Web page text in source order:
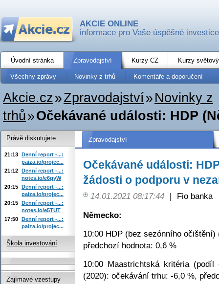
AKCIE ONLINE
informace pro Vaše úspěšné investice
Úvodní stránka Zpravodajství Kurzy CZ Kurzy
Všechny zprávy Novinky z trhů Komentáře a doporučení
Akcie.cz»Zpravodajství» Novinky z
trhů»Očekávané události: HDP
Zpravodajství
Očekávané události:
žádosti o podporu v
14.01.2021 08:17:44 |
Fio banka
Německo:
10:00 HDP (bez sezónního
předchozí hodnota: 0,6 %
10:00 Maastrichtská kritéria
(2020): očekávání trhu: -6,0 %,
Právě diskutujete
21:13 Denní report -...:
paiza.io/projec...
21:12 Denní report -...:
notes.io/e6qyW
20:15 Denní report -...:
paiza.io/projec...
20:15 Denní report -...:
notes.io/e5TUT
17:50 Denní report -...:
paiza.io/projec...
Škola investování
Zajímavé vzestupy